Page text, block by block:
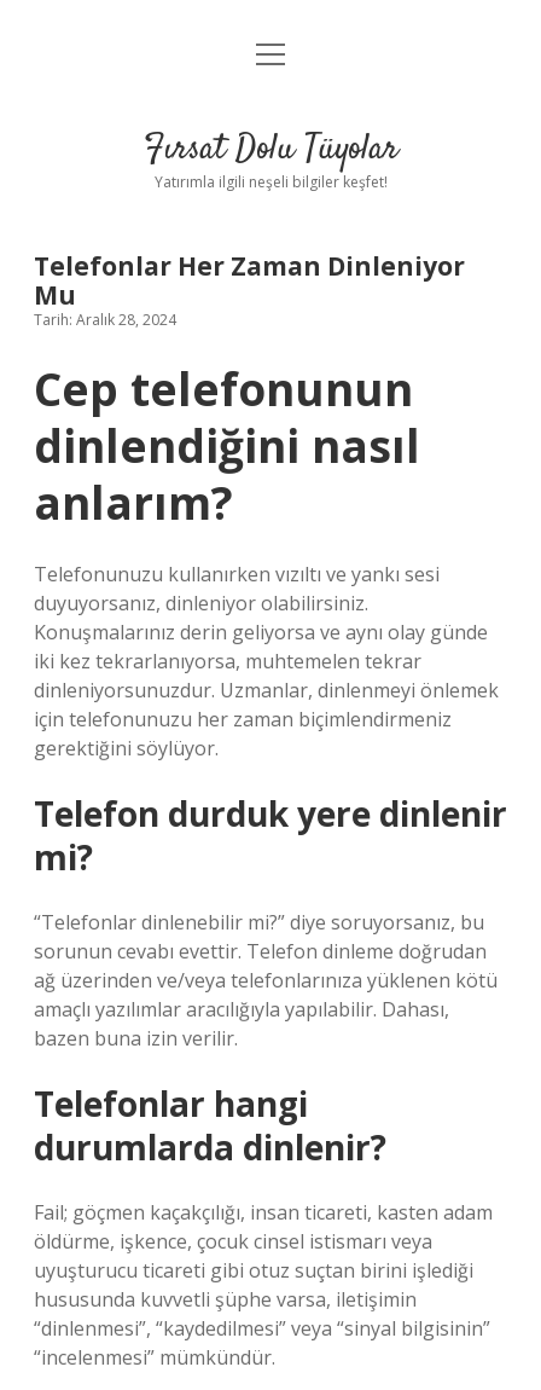
Gizlilik Politikası
Yasal Uyarı
menüyü
Fırsat Dolu Tüyolar
Yatırımla ilgili neşeli bilgiler keşfet!
Telefonlar Her Zaman Dinleniyor
Mu
Tarih: Aralık 28, 2024
Cep telefonunun
dinlendiğini nasıl
anlarım?
Telefonunuzu kullanırken vızıltı ve yankı sesi
duyuyorsanız, dinleniyor olabilirsiniz.
Konuşmalarınız derin geliyorsa ve aynı olay günde
iki kez tekrarlanıyorsa, muhtemelen tekrar
dinleniyorsunuzdur. Uzmanlar, dinlenmeyi önlemek
için telefonunuzu her zaman biçimlendirmeniz
gerektiğini söylüyor.
Telefon durduk yere dinlenir
mi?
“Telefonlar dinlenebilir mi?” diye soruyorsanız, bu
sorunun cevabı evettir. Telefon dinleme doğrudan
ağ üzerinden ve/veya telefonlarınıza yüklenen kötü
amaçlı yazılımlar aracılığıyla yapılabilir. Dahası,
bazen buna izin verilir.
Telefonlar hangi
durumlarda dinlenir?
Fail; göçmen kaçakçılığı, insan ticareti, kasten adam
öldürme, işkence, çocuk cinsel istismarı veya
uyuşturucu ticareti gibi otuz suçtan birini işlediği
hususunda kuvvetli şüphe varsa, iletişimin
“dinlenmesi”, “kaydedilmesi” veya “sinyal bilgisinin”
“incelenmesi” mümkündür.